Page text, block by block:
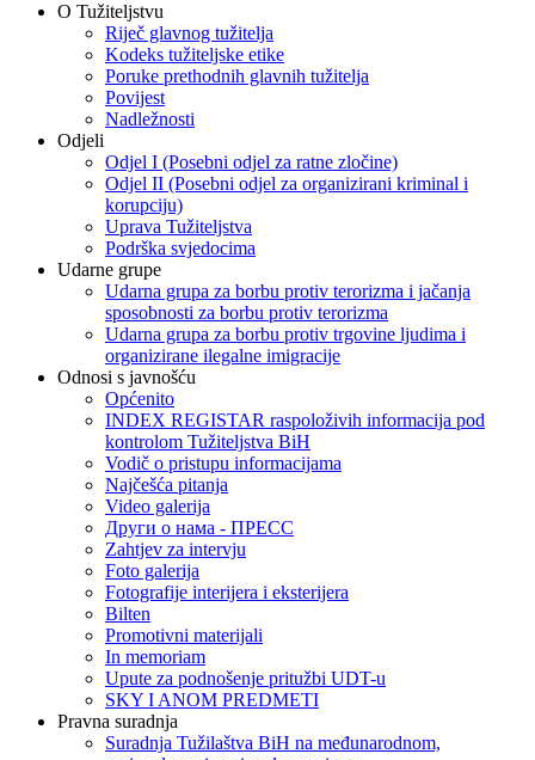
O Tužiteljstvu
Riječ glavnog tužitelja
Kodeks tužiteljske etike
Poruke prethodnih glavnih tužitelja
Povijest
Nadležnosti
Odjeli
Odjel I (Posebni odjel za ratne zločine)
Odjel II (Posebni odjel za organizirani kriminal i
korupciju)
Uprava Tužiteljstva
Podrška svjedocima
Udarne grupe
Udarna grupa za borbu protiv terorizma i jačanja
sposobnosti za borbu protiv terorizma
Udarna grupa za borbu protiv trgovine ljudima i
organizirane ilegalne imigracije
Odnosi s javnošću
Općenito
INDEX REGISTAR raspoloživih informacija pod
kontrolom Tužiteljstva BiH
Vodič o pristupu informacijama
Najčešća pitanja
Video galerija
Други о нама - ПРЕСC
Zahtjev za intervju
Foto galerija
Fotografije interijera i eksterijera
Bilten
Promotivni materijali
In memoriam
Upute za podnošenje pritužbi UDT-u
SKY I ANOM PREDMETI
Pravna suradnja
Suradnja Tužilaštva BiH na međunarodnom,